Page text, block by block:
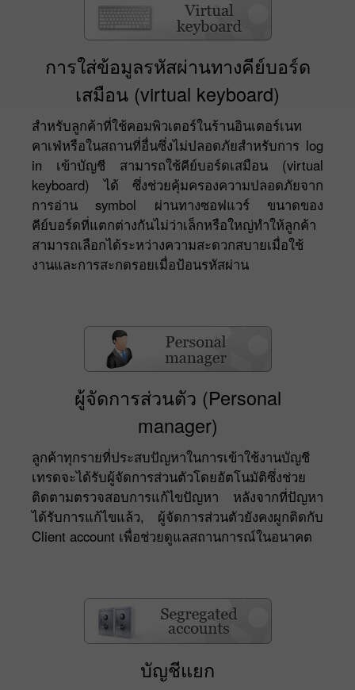
การใส่ข้อมูลรหัสผ่านทางคีย์บอร์ด
เสมือน (virtual keyboard)
สำหรับลูกค้าที่ใช้คอมพิวเตอร์ในร้านอินเตอร์เนท
คาเฟ่หรือในสถานที่อื่นซึ่งไม่ปลอดภัยสำหรับการ log
in เข้าบัญชี สามารถใช้คีย์บอร์ดเสมือน (virtual
keyboard) ได้ ซึ่งช่วยคุ้มครองความปลอดภัยจาก
การอ่าน symbol ผ่านทางซอฟแวร์ ขนาดของ
คีย์บอร์ดที่แตกต่างกันไม่ว่าเล็กหรือใหญ่ทำให้ลูกค้า
สามารถเลือกได้ระหว่างความสะดวกสบายเมื่อใช้
งานและการสะกดรอยเมื่อป้อนรหัสผ่าน
ผู้จัดการส่วนตัว (Personal
manager)
ลูกค้าทุกรายที่ประสบปัญหาในการเข้าใช้งานบัญชี
เทรดจะได้รับผู้จัดการส่วนตัวโดยอัตโนมัติซึ่งช่วย
ติดตามตรวจสอบการแก้ไขปัญหา หลังจากที่ปัญหา
ได้รับการแก้ไขแล้ว, ผู้จัดการส่วนตัวยังคงผูกติดกับ
Client account เพื่อช่วยดูแลสถานการณ์ในอนาคต
บัญชีแยก